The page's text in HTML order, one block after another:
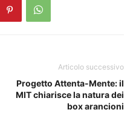
Articolo successivo
Progetto Attenta-Mente: il
MIT chiarisce la natura dei
box arancioni